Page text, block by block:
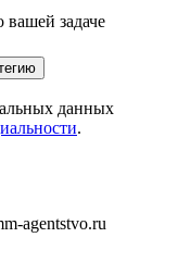
вашей задаче
данных
.
agentstvo.ru